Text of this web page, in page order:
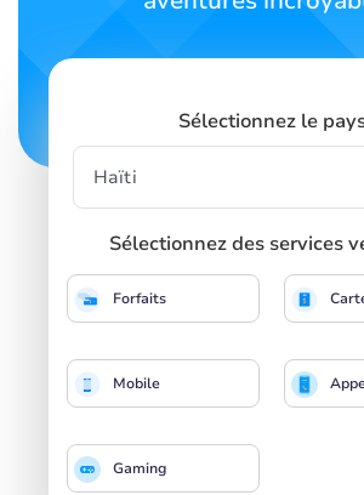
Sélectionnez le
Sélectionnez des services
Forfaits
Mobile
Gaming